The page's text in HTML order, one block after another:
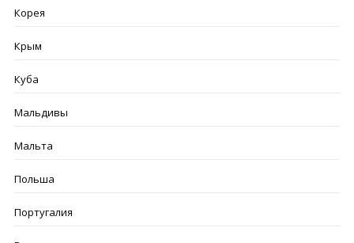
Корея
Крым
Куба
Мальдивы
Мальта
Польша
Португалия